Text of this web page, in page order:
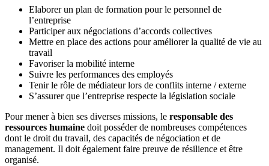
Elaborer un plan de formation pour le personnel de
l’entreprise
Participer aux négociations d’accords collectives
Mettre en place des actions pour améliorer la qualité de vie au
travail
Favoriser la mobilité interne
Suivre les performances des employés
Tenir le rôle de médiateur lors de conflits interne / externe
S’assurer que l’entreprise respecte la législation sociale
Pour mener à bien ses diverses missions, le responsable des
ressources humaine doit posséder de nombreuses compétences
dont le droit du travail, des capacités de négociation et de
management. Il doit également faire preuve de résilience et être
organisé.